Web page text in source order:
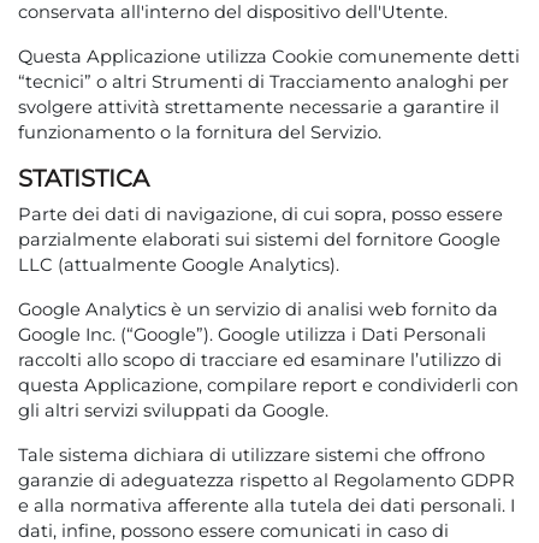
conservata all'interno del dispositivo dell'Utente.
Questa Applicazione utilizza Cookie comunemente detti
“tecnici” o altri Strumenti di Tracciamento analoghi per
svolgere attività strettamente necessarie a garantire il
funzionamento o la fornitura del Servizio.
STATISTICA
Parte dei dati di navigazione, di cui sopra, posso essere
parzialmente elaborati sui sistemi del fornitore Google
LLC (attualmente Google Analytics).
Google Analytics è un servizio di analisi web fornito da
Google Inc. (“Google”). Google utilizza i Dati Personali
raccolti allo scopo di tracciare ed esaminare l’utilizzo di
questa Applicazione, compilare report e condividerli con
gli altri servizi sviluppati da Google.
Tale sistema dichiara di utilizzare sistemi che offrono
garanzie di adeguatezza rispetto al Regolamento GDPR
e alla normativa afferente alla tutela dei dati personali. I
dati, infine, possono essere comunicati in caso di